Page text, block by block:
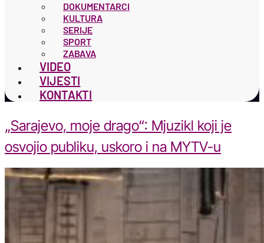
DOKUMENTARCI
KULTURA
SERIJE
SPORT
ZABAVA
VIDEO
VIJESTI
KONTAKTI
„Sarajevo, moje drago“: Mjuzikl koji je
osvojio publiku, uskoro i na MYTV-u